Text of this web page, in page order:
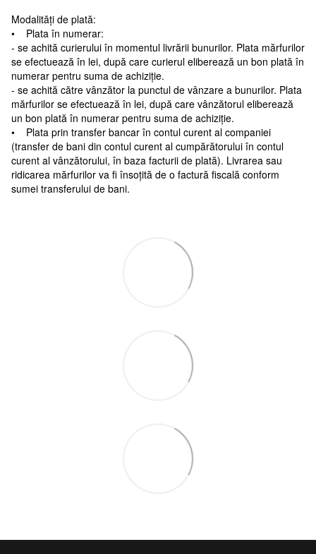
Modalități de plată:
• Plata în numerar:
- se achită curierului în momentul livrării bunurilor. Plata mărfurilor
se efectuează în lei, după care curierul eliberează un bon plată în
numerar pentru suma de achiziție.
- se achită către vânzător la punctul de vânzare a bunurilor. Plata
mărfurilor se efectuează în lei, după care vânzătorul eliberează
un bon plată în numerar pentru suma de achiziție.
• Plata prin transfer bancar în contul curent al companiei
(transfer de bani din contul curent al cumpărătorului în contul
curent al vânzătorului, în baza facturii de plată). Livrarea sau
ridicarea mărfurilor va fi însoțită de o factură fiscală conform
sumei transferului de bani.